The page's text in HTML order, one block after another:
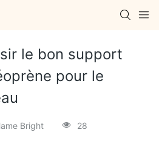
le bon support
pour le
Bright 28